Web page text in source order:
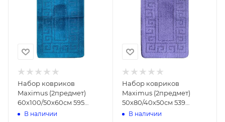
Набор ковриков
Maximus (2предмет)
60х100/50х60см 595
сине-зелён.
В наличии
Набор ковриков
Maximus (2предмет)
50х80/40х50см 539
сирень
В наличии